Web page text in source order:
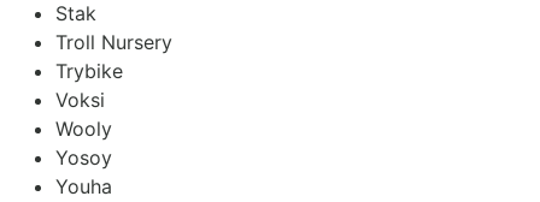
Stak
Troll Nursery
Trybike
Voksi
Wooly
Yosoy
Youha